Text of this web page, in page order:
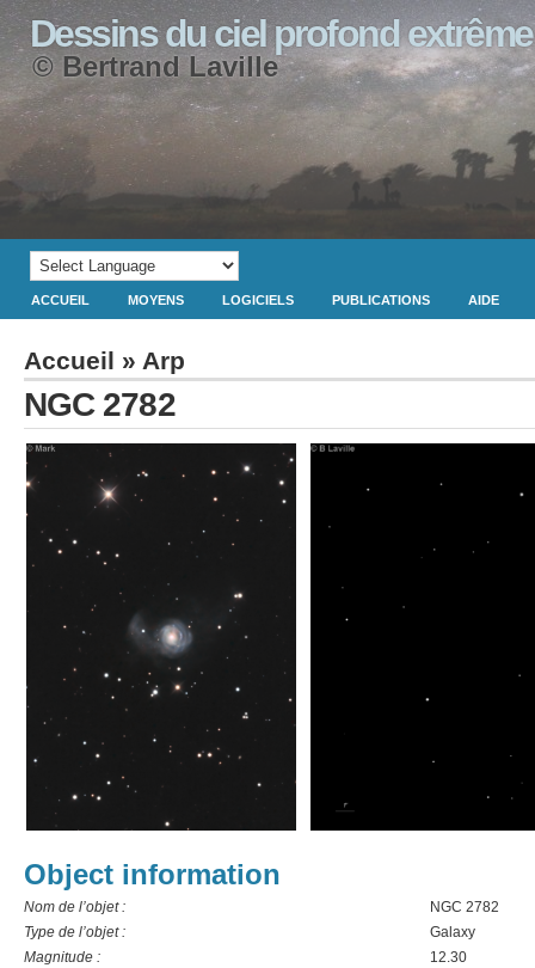
Dessins du ciel profond extrême
© Bertrand Laville
ACCUEIL MOYENS LOGICIELS PUBLICATIONS AIDE
Accueil » Arp
NGC 2782
Object information
Nom de l’objet :
NGC 2782
Type de l’objet :
Galaxy
Magnitude :
12.30